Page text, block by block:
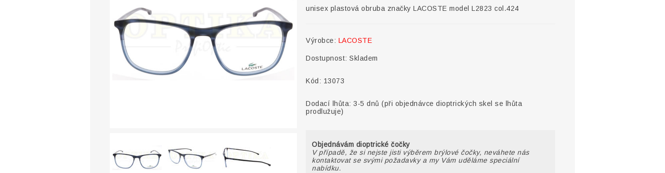
unisex plastová obruba značky LACOSTE model L2823 col.424
Výrobce: LACOSTE
Dostupnost: Skladem
Kód: 13073
Dodací lhůta: 3-5 dnů (při objednávce dioptrických skel se lhůta
prodlužuje)
Objednávám dioptrické čočky
V případě, že si nejste jisti výběrem brýlové čočky, neváhete nás
kontaktovat se svými požadavky a my Vám uděláme speciální
nabídku.